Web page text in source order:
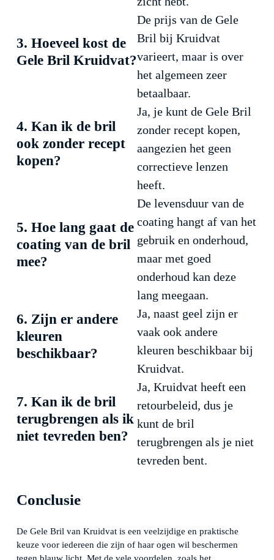
3. Hoeveel kost de
Gele Bril Kruidvat?
De prijs van de Gele
Bril bij Kruidvat
varieert, maar is over
het algemeen zeer
betaalbaar.
4. Kan ik de bril
ook zonder recept
kopen?
Ja, je kunt de Gele Bril
zonder recept kopen,
aangezien het geen
correctieve lenzen
heeft.
5. Hoe lang gaat de
coating van de bril
mee?
De levensduur van de
coating hangt af van het
gebruik en onderhoud,
maar met goed
onderhoud kan deze
lang meegaan.
6. Zijn er andere
kleuren
beschikbaar?
Ja, naast geel zijn er
vaak ook andere
kleuren beschikbaar bij
Kruidvat.
7. Kan ik de bril
terugbrengen als ik
niet tevreden ben?
Ja, Kruidvat heeft een
retourbeleid, dus je
kunt de bril
terugbrengen als je niet
tevreden bent.
Conclusie
De Gele Bril van Kruidvat is een veelzijdige en praktische
keuze voor iedereen die zijn of haar ogen wil beschermen